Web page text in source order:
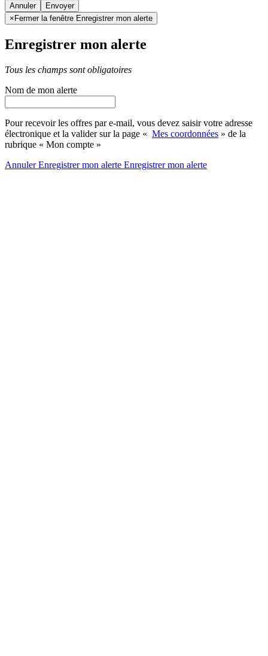
Annuler
× Fermer la fenêtre Enregistrer mon alerte
Enregistrer mon alerte
Tous les champs sont obligatoires
Nom de mon alerte
Pour recevoir les offres par e-mail, vous devez saisir votre adresse
électronique et la valider sur la page « Mes coordonnées » de la
rubrique « Mon compte »
AnnulerEnregistrer mon alerte Enregistrermon alerte